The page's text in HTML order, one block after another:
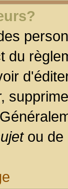
du
ou de